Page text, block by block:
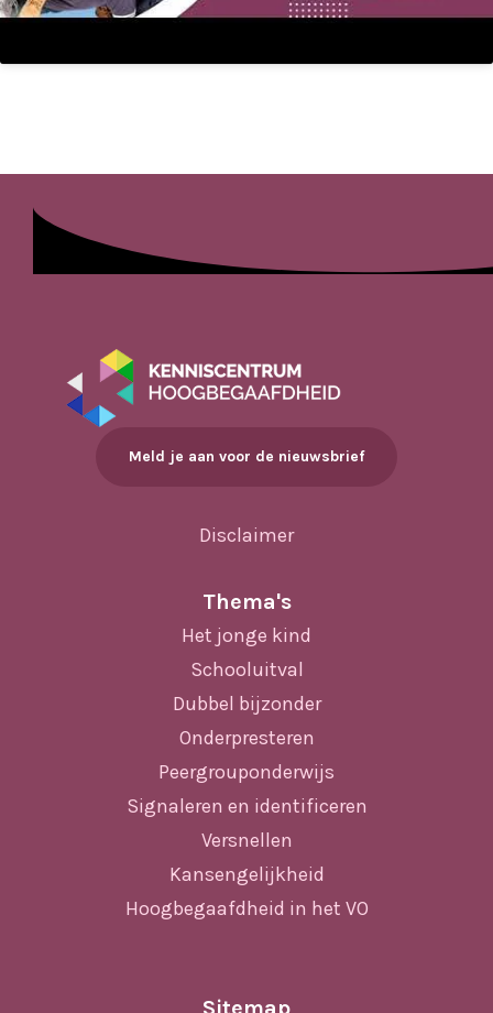
Meld je aan voor de nieuwsbrief
Disclaimer
Thema's
Het jonge kind
Schooluitval
Dubbel bijzonder
Onderpresteren
Peergrouponderwijs
Signaleren en identificeren
Versnellen
Kansengelijkheid
Hoogbegaafdheid in het VO